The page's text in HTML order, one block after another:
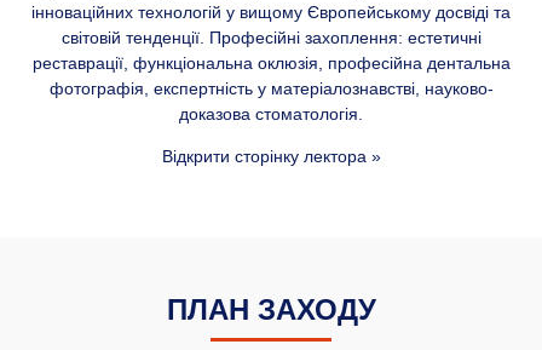
інноваційних технологій у вищому Європейському досвіді та
світовій тенденції. Професійні захоплення: естетичні
реставрації, функціональна оклюзія, професійна дентальна
фотографія, експертність у матеріалознавстві, науково-
доказова стоматологія.
Відкрити сторінку лектора »
ПЛАН ЗАХОДУ